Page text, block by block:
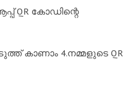
QR കോഡിന്റെ
കാണാം 4.നമ്മളുടെ QR